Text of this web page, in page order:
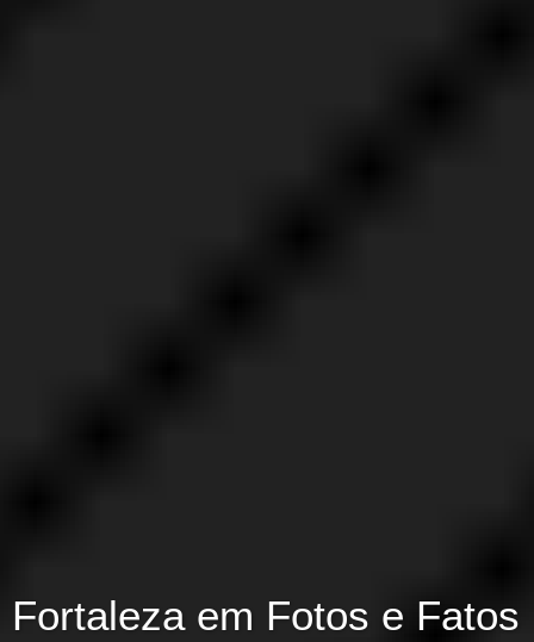
Fortaleza em Fotos e Fatos